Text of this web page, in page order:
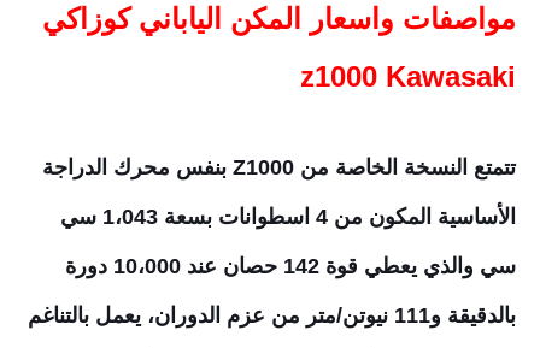
مواصفات واسعار المكن الياباني كوزاكي
z1000 Kawasaki
تتمتع النسخة الخاصة من Z1000 بنفس محرك الدراجة
الأساسية المكون من 4 اسطوانات بسعة 1،043 سي
سي والذي يعطي قوة 142 حصان عند 10،000 دورة
بالدقيقة و111 نيوتن/متر من عزم الدوران، يعمل بالتناغم